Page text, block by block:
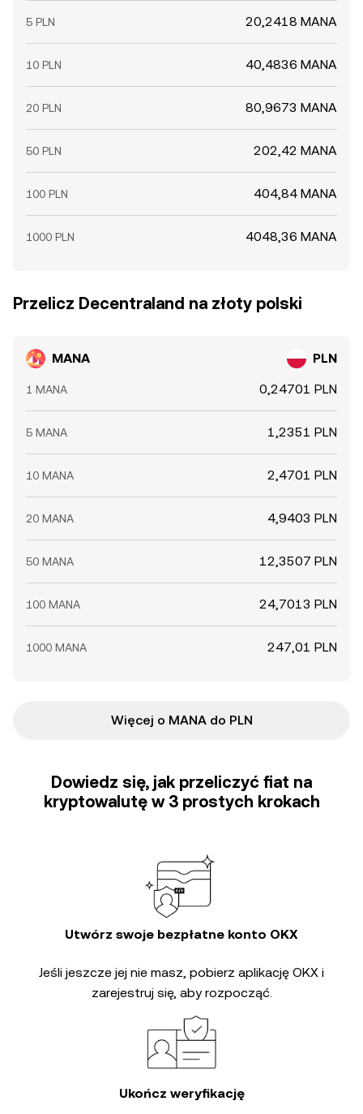
5 PLN 20,2418 MANA
10 PLN 40,4836 MANA
20 PLN 80,9673 MANA
50 PLN 202,42 MANA
100 PLN 404,84 MANA
1000 PLN 4048,36 MANA
Przelicz Decentraland na złoty polski
MANA PLN
1 MANA 0,24701 PLN
5 MANA 1,2351 PLN
10 MANA 2,4701 PLN
20 MANA 4,9403 PLN
50 MANA 12,3507 PLN
100 MANA 24,7013 PLN
1000 MANA 247,01 PLN
Więcej o MANA do PLN
Dowiedz się, jak przeliczyć fiat na
kryptowalutę w 3 prostych krokach
Utwórz swoje bezpłatne konto OKX
Jeśli jeszcze jej nie masz, pobierz aplikację OKX i
zarejestruj się, aby rozpocząć.
Ukończ weryfikację